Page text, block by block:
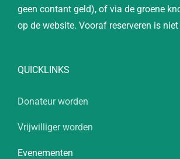
geen contant geld), of via de groene
op de website. Vooraf reserveren is
QUICKLINKS
Donateur worden
Vrijwilliger worden
Evenementen